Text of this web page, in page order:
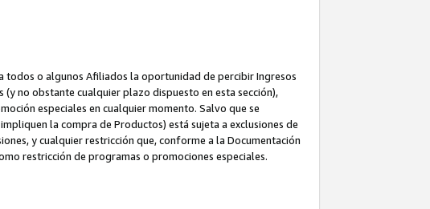
todos o algunos Afiliados la oportunidad de percibir Ingresos
no obstante cualquier plazo dispuesto en esta sección),
especiales en cualquier momento. Salvo que se
la compra de Productos) está sujeta a exclusiones de
y cualquier restricción que, conforme a la Documentación
restricción de programas o promociones especiales.